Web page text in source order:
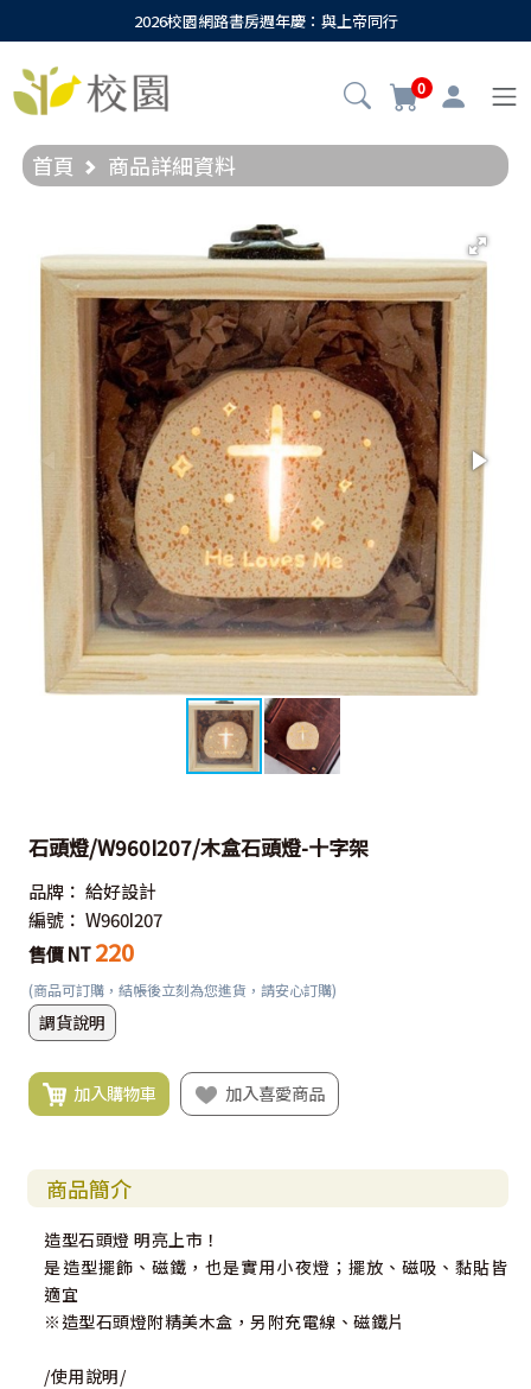
2026校園網路書房週年慶：與上帝同行
0
首頁 商品詳細資料
石頭燈/W960I207/木盒石頭燈-十字架
品牌： 給好設計
編號： W960I207
售價 NT 220
(商品可訂購，結帳後立刻為您進貨，請安心訂購)
調貨說明
加入購物車 加入喜愛商品
商品簡介
造型石頭燈 明亮上市！
是造型擺飾、磁鐵，也是實用小夜燈；擺放、磁吸、黏貼皆
適宜
※造型石頭燈附精美木盒，另附充電線、磁鐵片
/使用說明/